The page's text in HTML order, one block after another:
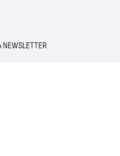
NEWSLETTER